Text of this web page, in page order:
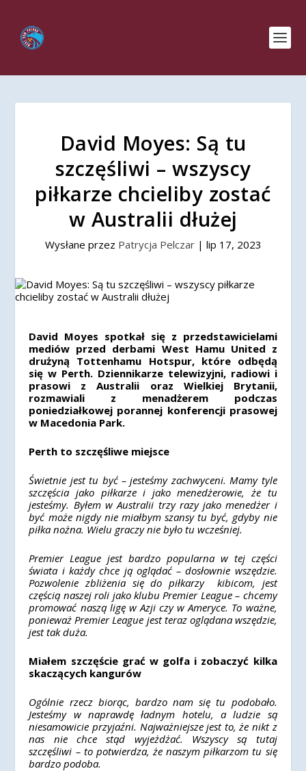
David Moyes: Są tu
szczęśliwi – wszyscy
piłkarze chcieliby zostać
w Australii dłużej
Wysłane przez Patrycja Pelczar| lip 17, 2023
David Moyes spotkał się z przedstawicielami
mediów przed derbami West Hamu United z
drużyną Tottenhamu Hotspur, które odbędą
się w Perth. Dziennikarze telewizyjni, radiowi i
prasowi z Australii oraz Wielkiej Brytanii,
rozmawiali z menadżerem podczas
poniedziałkowej porannej konferencji prasowej
w Macedonia Park.
Perth to szczęśliwe miejsce
Świetnie jest tu być – jesteśmy zachwyceni. Mamy tyle
szczęścia jako piłkarze i jako menedżerowie, że tu
jesteśmy. Byłem w Australii trzy razy jako menedżer i
być może nigdy nie miałbym szansy tu być, gdyby nie
piłka nożna. Wielu graczy nie było tu wcześniej.
Premier League jest bardzo popularna w tej części
świata i każdy chce ją oglądać – dosłownie wszędzie.
Pozwolenie zbliżenia się do piłkarzy kibicom, jest
częścią naszej roli jako klubu Premier League – chcemy
promować naszą ligę w Azji czy w Ameryce. To ważne,
ponieważ Premier League jest teraz oglądana wszędzie,
jest tak duża.
Miałem szczęście grać w golfa i zobaczyć kilka
skaczących kangurów
Ogólnie rzecz biorąc, bardzo nam się tu podobało.
Jesteśmy w naprawdę ładnym hotelu, a ludzie są
niesamowicie przyjaźni. Najważniejsze jest to, że nikt z
nas nie chce stąd wyjeżdżać. Wszyscy są tutaj
szczęśliwi – to potwierdza, że naszym piłkarzom tu się
bardzo podoba.